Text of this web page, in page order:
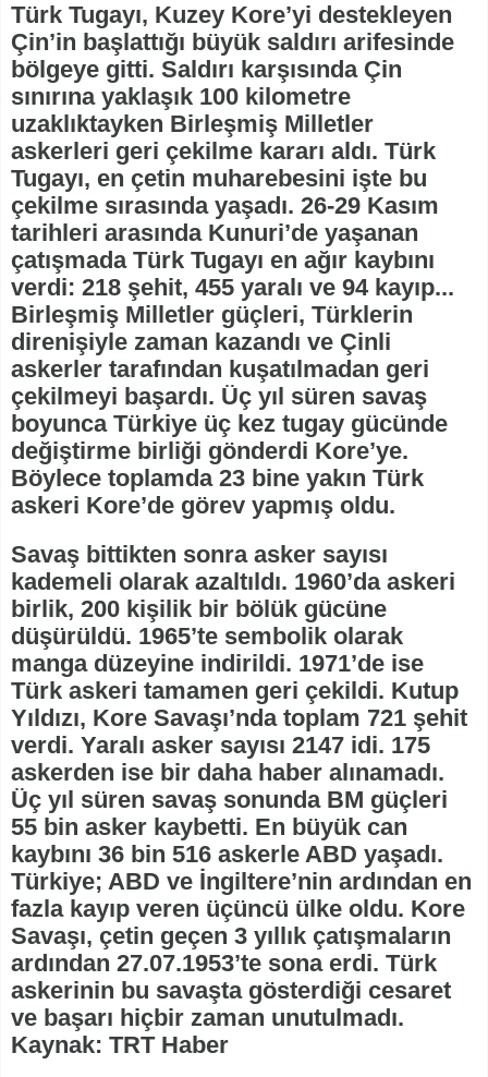
Türk Tugayı, Kuzey Kore’yi destekleyen
Çin’in başlattığı büyük saldırı arifesinde
bölgeye gitti. Saldırı karşısında Çin
sınırına yaklaşık 100 kilometre
uzaklıktayken Birleşmiş Milletler
askerleri geri çekilme kararı aldı. Türk
Tugayı, en çetin muharebesini işte bu
çekilme sırasında yaşadı. 26-29 Kasım
tarihleri arasında Kunuri’de yaşanan
çatışmada Türk Tugayı en ağır kaybını
verdi: 218 şehit, 455 yaralı ve 94 kayıp...
Birleşmiş Milletler güçleri, Türklerin
direnişiyle zaman kazandı ve Çinli
askerler tarafından kuşatılmadan geri
çekilmeyi başardı. Üç yıl süren savaş
boyunca Türkiye üç kez tugay gücünde
değiştirme birliği gönderdi Kore’ye.
Böylece toplamda 23 bine yakın Türk
askeri Kore’de görev yapmış oldu.
Savaş bittikten sonra asker sayısı
kademeli olarak azaltıldı. 1960’da askeri
birlik, 200 kişilik bir bölük gücüne
düşürüldü. 1965’te sembolik olarak
manga düzeyine indirildi. 1971’de ise
Türk askeri tamamen geri çekildi. Kutup
Yıldızı, Kore Savaşı’nda toplam 721 şehit
verdi. Yaralı asker sayısı 2147 idi. 175
askerden ise bir daha haber alınamadı.
Üç yıl süren savaş sonunda BM güçleri
55 bin asker kaybetti. En büyük can
kaybını 36 bin 516 askerle ABD yaşadı.
Türkiye; ABD ve İngiltere’nin ardından en
fazla kayıp veren üçüncü ülke oldu. Kore
Savaşı, çetin geçen 3 yıllık çatışmaların
ardından 27.07.1953’te sona erdi. Türk
askerinin bu savaşta gösterdiği cesaret
ve başarı hiçbir zaman unutulmadı.
Kaynak: TRT Haber